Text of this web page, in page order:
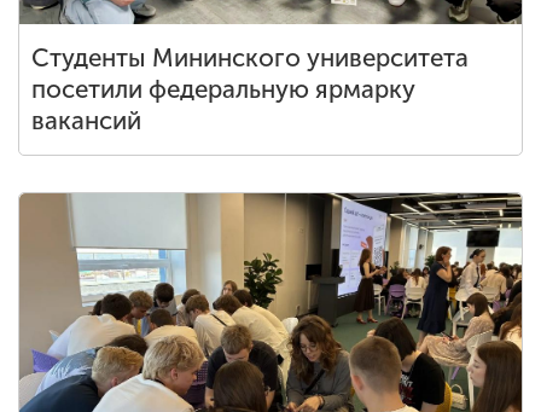
Международная
деятельность
Другие виды
Студенческая жизнь
Сведения об
образовательной
организации
Студенты Мининского университета
посетили федеральную ярмарку
вакансий